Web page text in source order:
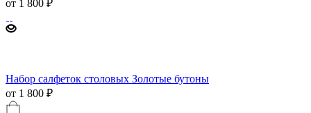
от 1 800 ₽
Набор салфеток столовых Золотые бутоны
от 1 800 ₽